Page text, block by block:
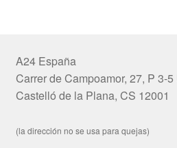
A24 España
Carrer de Campoamor, 27, P 3-
Castelló de la Plana, CS 12001
(la dirección no se usa para quejas)